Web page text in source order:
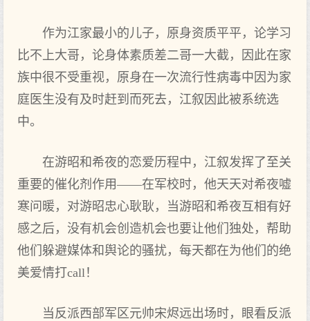
作为江家最小的儿子，原身资质平平，论学习
比不上大哥，论身体素质差二哥一大截，因此在家
族中很不受重视，原身在一次流行性病毒中因为家
庭医生没有及时赶到而死去，江叙因此被系统选
中。
在游昭和希夜的恋爱历程中，江叙发挥了至关
重要的催化剂作用——在军校时，他天天对希夜嘘
寒问暖，对游昭忠心耿耿，当游昭和希夜互相有好
感之后，没有机会创造机会也要让他们独处，帮助
他们躲避媒体和舆论的骚扰，每天都在为他们的绝
美爱情打call！
当反派西部军区元帅宋烬远出场时，眼看反派